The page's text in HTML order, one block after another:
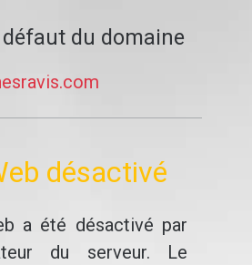
du domaine
désactivé
a été désactivé par
du serveur. Le